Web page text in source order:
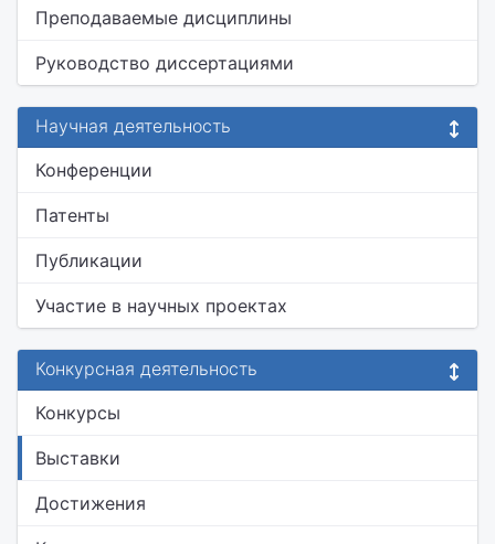
Преподаваемые дисциплины
Руководство диссертациями
Научная деятельность
Конференции
Патенты
Публикации
Участие в научных проектах
Конкурсная деятельность
Конкурсы
Выставки
Достижения